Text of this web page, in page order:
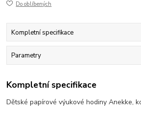
Do oblíbených
Kompletní specifikace
Parametry
Kompletní specifikace
Dětské papírové výukové hodiny Anekke,